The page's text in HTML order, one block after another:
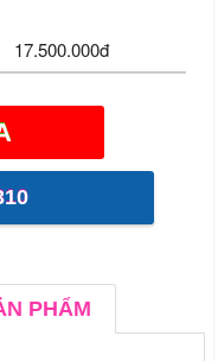
17.500.000đ
PHẨM